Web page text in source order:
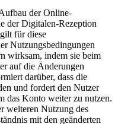
der Online-
der Digitalen-Rezeption
für diese
Nutzungsbedingungen
wirksam, indem sie beim
auf die Änderungen
darüber, dass die
und fordert den Nutzer
das Konto weiter zu nutzen.
weiteren Nutzung des
mit den geänderten